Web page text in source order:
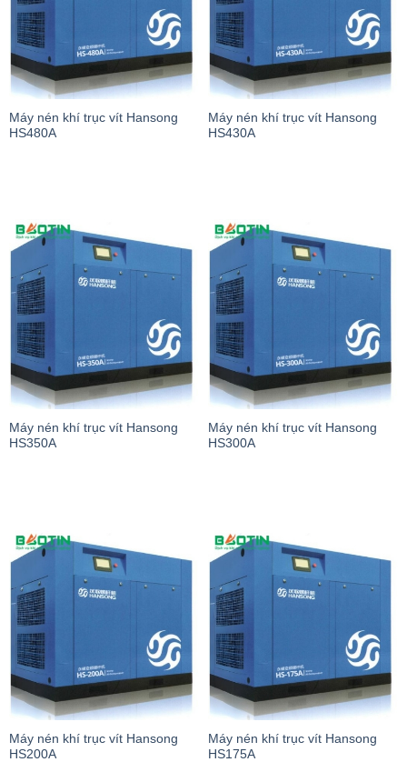
Máy nén khí trục vít Hansong
HS480A
Máy nén khí trục vít Hansong
HS430A
Máy nén khí trục vít Hansong
HS350A
Máy nén khí trục vít Hansong
HS300A
Máy nén khí trục vít Hansong
HS200A
Máy nén khí trục vít Hansong
HS175A